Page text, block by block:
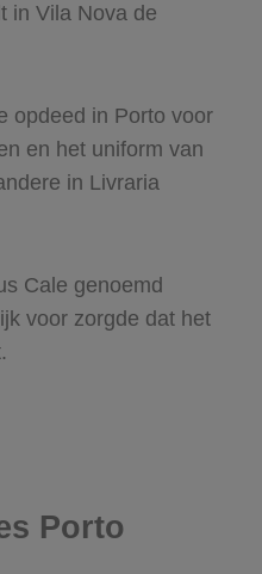
in Vila Nova de
opdeed in Porto voor
en het uniform van
in Livraria
Cale genoemd
voor zorgde dat het
Porto